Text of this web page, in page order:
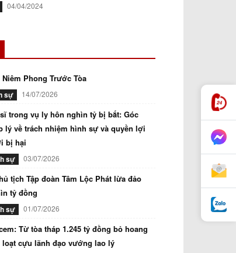
04/04/2024
Phong Trước Tòa
sự 14/07/2026
trong vụ ly hôn nghìn tỷ bị bắt: Góc
lý về trách nhiệm hình sự và quyền lợi
bị hại
sự 03/07/2026
tịch Tập đoàn Tâm Lộc Phát lừa đảo
tỷ đồng
sự 01/07/2026
Từ tòa tháp 1.245 tỷ đồng bỏ hoang
loạt cựu lãnh đạo vướng lao lý